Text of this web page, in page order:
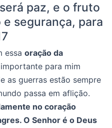
paz, e o fruto
segurança, para
essa oração da
para mim
as guerras estão sempre
passa em aflição.
no coração
O Senhor é o Deus